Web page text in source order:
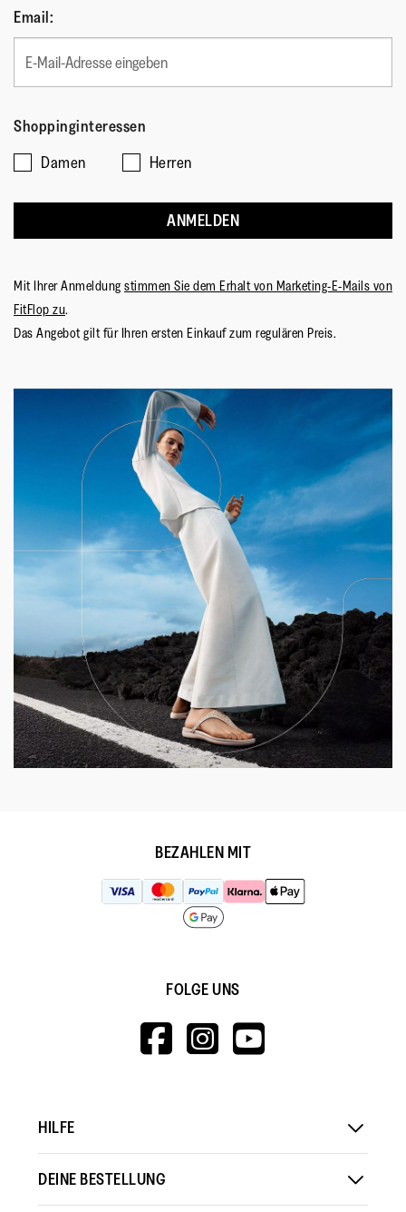
Email:
Shoppinginteressen
Damen
Herren
ANMELDEN
Mit Ihrer Anmeldung stimmen Sie dem Erhalt von Marketing-E-Mails von
FitFlop zu.
Das Angebot gilt für Ihren ersten Einkauf zum regulären Preis.
BEZAHLEN MIT
FOLGE UNS
HTTPS://
HTTPS://
HILFE
DEINE BESTELLUNG